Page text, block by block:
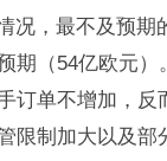
况，最不及预期
期（54亿欧元
订单不增加，反
限制加大以及部